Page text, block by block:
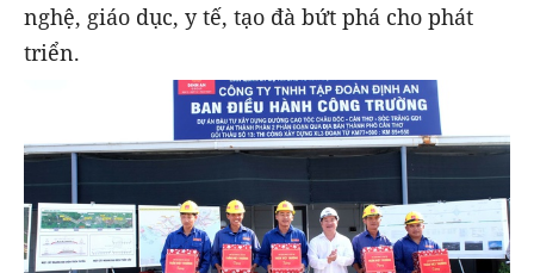
nghệ, giáo dục, y tế, tạo đà bứt phá cho phát
triển.